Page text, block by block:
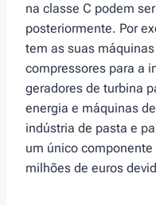
na classe C podem
posteriormente. Por
tem as suas
compressores para a
geradores de turbina
energia e máquinas
indústria de pasta e
um único
milhões de euros